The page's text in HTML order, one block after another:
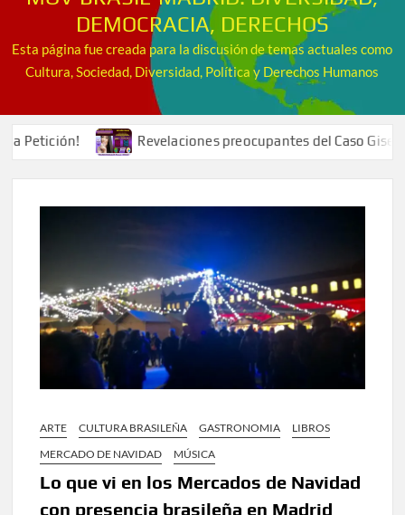
DEMOCRACIA, DERECHOS
Esta página fue creada para la discusión de temas actuales como
Cultura, Sociedad, Diversidad, Política y Derechos Humanos
Revelaciones preocupantes del Caso Gisele: la familia
ARTE CULTURA BRASILEÑA GASTRONOMIA
LIBROS
MERCADO DE NAVIDAD
MÚSICA
Lo que vi en los Mercados de Navidad
con presencia brasileña en Madrid